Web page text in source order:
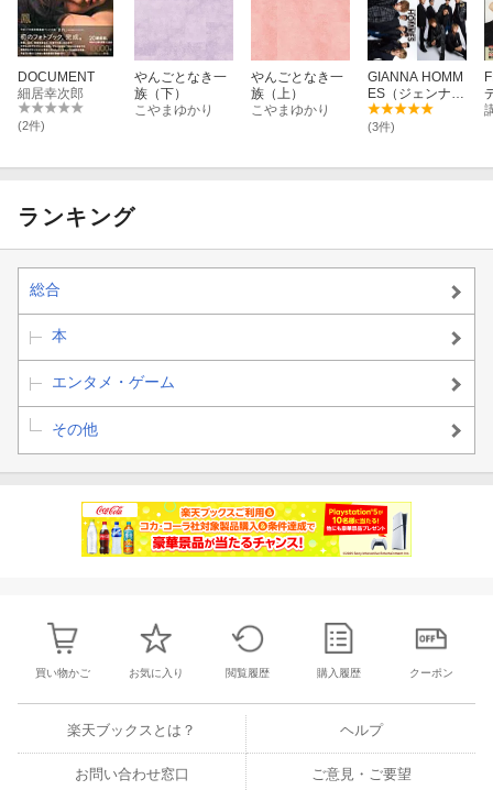
DOCUMENT
細居幸次郎
(2件)
やんごとなき一
族（下）
こやまゆかり
やんごとなき一
族（上）
こやまゆかり
GIANNA HOMM
ES（ジェンナオ
ムズ） GENERA
TIONS SPECIAL
(3件)
ランキング
総合
本
エンタメ・ゲーム
その他
買い物かご お気に入り 閲覧履歴 購入履歴 クーポン
楽天ブックスとは？ ヘルプ
お問い合わせ窓口 ご意見・ご要望